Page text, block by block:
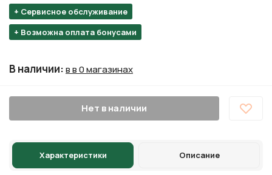
+ Сервисное обслуживание
+ Возможна оплата бонусами
В наличии:в в 0 магазинах
Нет в наличии
Характеристики Описание